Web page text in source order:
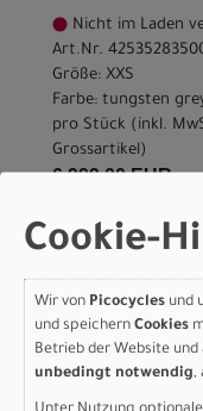
Nicht im Laden
Art.Nr.
Größe: XXS
Farbe: tungsten
pro Stück (inkl.
Grossartikel)
6.999,00 EUR
Scott
Modelljahr 2026
Lieferbar in ca.
Cookie-
Wir von Picocycles und
und speichern Cookies
Betrieb der Website
unbedingt notwendig,